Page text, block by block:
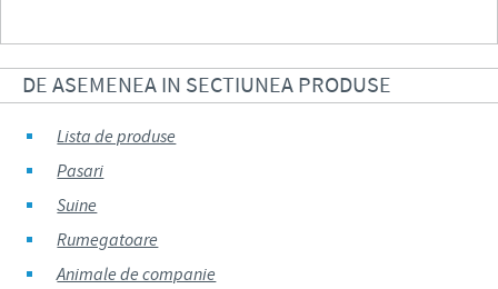
DE ASEMENEA IN SECTIUNEA PRODUSE
Lista de produse
Pasari
Suine
Rumegatoare
Animale de companie